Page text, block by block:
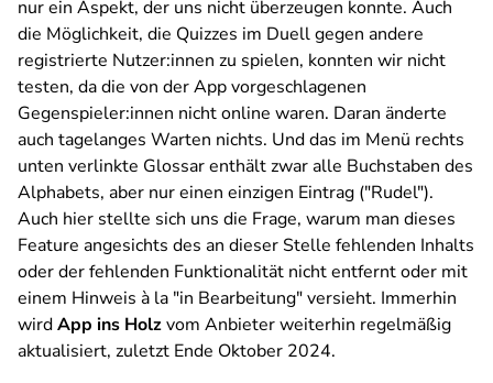
nur ein Aspekt, der uns nicht überzeugen konnte. Auch
die Möglichkeit, die Quizzes im Duell gegen andere
registrierte Nutzer:innen zu spielen, konnten wir nicht
testen, da die von der App vorgeschlagenen
Gegenspieler:innen nicht online waren. Daran änderte
auch tagelanges Warten nichts. Und das im Menü rechts
unten verlinkte Glossar enthält zwar alle Buchstaben des
Alphabets, aber nur einen einzigen Eintrag ("Rudel").
Auch hier stellte sich uns die Frage, warum man dieses
Feature angesichts des an dieser Stelle fehlenden Inhalts
oder der fehlenden Funktionalität nicht entfernt oder mit
einem Hinweis à la "in Bearbeitung" versieht. Immerhin
wirdApp ins Holzvom Anbieter weiterhin regelmäßig
aktualisiert, zuletzt Ende Oktober 2024.